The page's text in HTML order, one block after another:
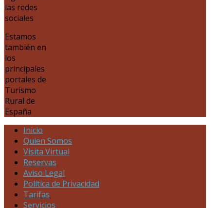
las redes
sociales
Estamos
también en
los
principales
portales de
Turismo
Rural de
España
Inicio
Quien Somos
Visita Virtual
Reservas
Aviso Legal
Política de Privacidad
Tarifas
Servicios